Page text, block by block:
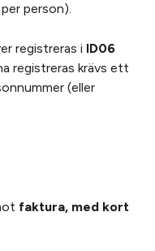
person).
registreras i ID06
registreras krävs ett
(eller
faktura, med kort